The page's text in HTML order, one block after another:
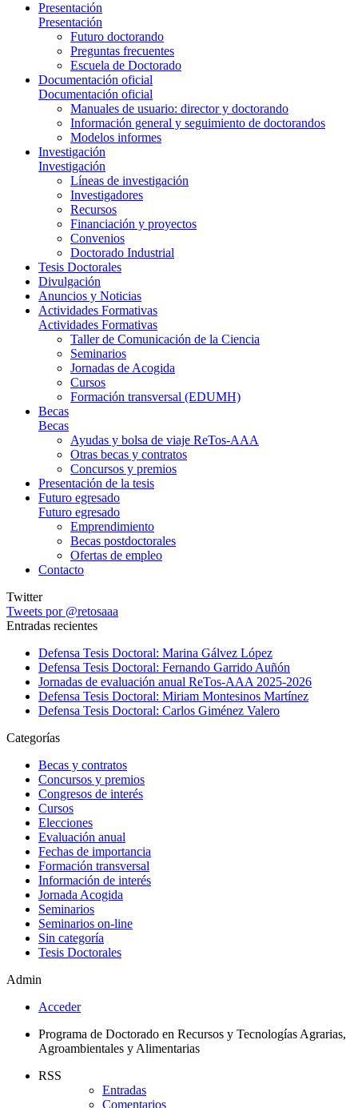
Presentación
Presentación
Futuro doctorando
Preguntas frecuentes
Escuela de Doctorado
Documentación oficial
Documentación oficial
Manuales de usuario: director y doctorando
Información general y seguimiento de doctorandos
Modelos informes
Investigación
Investigación
Líneas de investigación
Investigadores
Recursos
Financiación y proyectos
Convenios
Doctorado Industrial
Tesis Doctorales
Divulgación
Anuncios y Noticias
Actividades Formativas
Actividades Formativas
Taller de Comunicación de la Ciencia
Seminarios
Jornadas de Acogida
Cursos
Formación transversal (EDUMH)
Becas
Becas
Ayudas y bolsa de viaje ReTos-AAA
Otras becas y contratos
Concursos y premios
Presentación de la tesis
Futuro egresado
Futuro egresado
Emprendimiento
Becas postdoctorales
Ofertas de empleo
Contacto
Twitter
Tweets por @retosaaa
Entradas recientes
Defensa Tesis Doctoral: Marina Gálvez López
Defensa Tesis Doctoral: Fernando Garrido Auñón
Jornadas de evaluación anual ReTos-AAA 2025-2026
Defensa Tesis Doctoral: Miriam Montesinos Martínez
Defensa Tesis Doctoral: Carlos Giménez Valero
Categorías
Becas y contratos
Concursos y premios
Congresos de interés
Cursos
Elecciones
Evaluación anual
Fechas de importancia
Formación transversal
Información de interés
Jornada Acogida
Seminarios
Seminarios on-line
Sin categoría
Tesis Doctorales
Admin
Acceder
Programa de Doctorado en Recursos y Tecnologías Agrarias,
Agroambientales y Alimentarias
RSS
Entradas
Comentarios